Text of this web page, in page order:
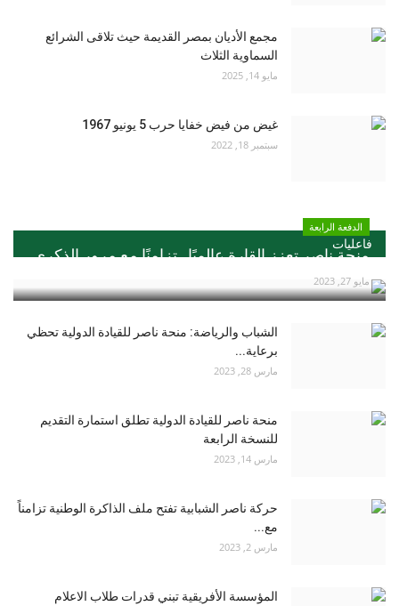
مجمع الأديان بمصر القديمة حيث تلاقى الشرائع
السماوية الثلاث
مايو 14, 2025
غيض من فيض خفايا حرب 5 يونيو 1967
سبتمبر 18, 2022
فاعليات
الدفعة الرابعة
منحة ناصر تعزز القارة عالميًا ..تزامنًا مع مرور الذكري...
مايو 27, 2023
الشباب والرياضة: منحة ناصر للقيادة الدولية تحظي
برعاية...
مارس 28, 2023
منحة ناصر للقيادة الدولية تطلق استمارة التقديم
للنسخة الرابعة
مارس 14, 2023
حركة ناصر الشبابية تفتح ملف الذاكرة الوطنية تزامناً
مع...
مارس 2, 2023
المؤسسة الأفريقية تبني قدرات طلاب الاعلام